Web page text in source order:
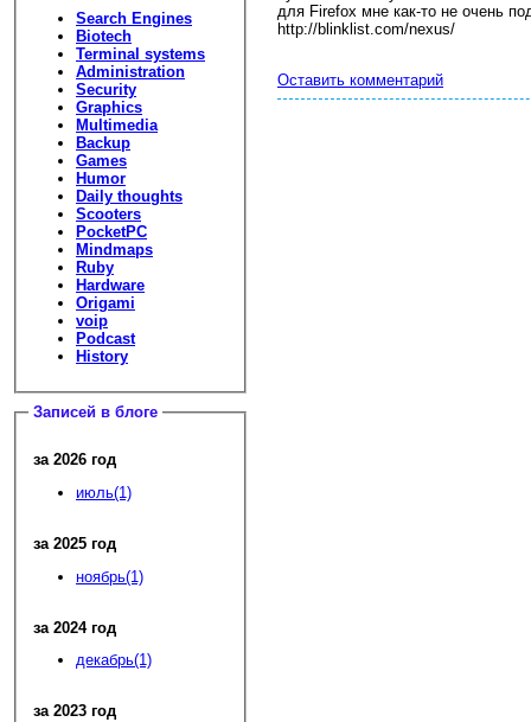
Search Engines
Biotech
Terminal systems
Administration
Security
Graphics
Multimedia
Backup
Games
Humor
Daily thoughts
Scooters
PocketPC
Mindmaps
Ruby
Hardware
Origami
voip
Podcast
History
Записей в блоге
за 2026 год
июль(1)
за 2025 год
ноябрь(1)
за 2024 год
декабрь(1)
за 2023 год
для Firefox мне как-то не очень
http://blinklist.com/nexus/
Оставить комментарий